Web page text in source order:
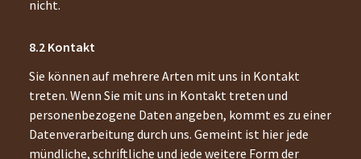
nicht.
Kontakt
Sie können auf mehrere Arten mit uns in Kontakt
treten. Wenn Sie mit uns in Kontakt treten und
personenbezogene Daten angeben, kommt es zu einer
Datenverarbeitung durch uns. Gemeint ist hier jede
mündliche, schriftliche und jede weitere Form der